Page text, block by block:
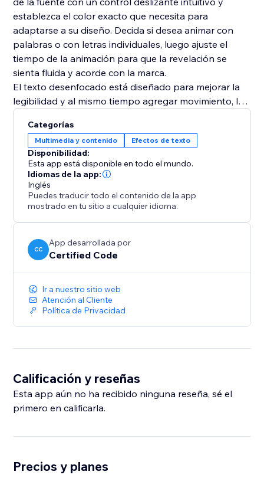
establezca el color exacto que necesita para
adaptarse a su diseño. Decida si desea animar con
palabras o con letras individuales, luego ajuste el
tiempo de la animación para que la revelación se
sienta fluida y acorde con la marca.
El texto desenfocado está diseñado para mejorar la
legibilidad y al mismo tiempo agregar movimiento, lo
desea que su tipografía se destaque sin abrumar el
resto de la página. Úselo para resaltar lanzamientos,
introducir eslóganes o simplemente darle a su sitio
web una primera impresión más pulida e
Categorías
Multimedia y contenido Efectos de texto
Disponibilidad:
Esta app está disponible en todo el mundo.
Idiomas de la app:
Inglés
Puedes traducir todo el contenido de la app
mostrado en tu sitio a cualquier idioma.
CC
App desarrollada por
Certified Code
Ir a nuestro sitio web
Atención al Cliente
Política de Privacidad
Calificación y reseñas
Esta app aún no ha recibido ninguna reseña, sé el
primero en calificarla.
Precios y planes